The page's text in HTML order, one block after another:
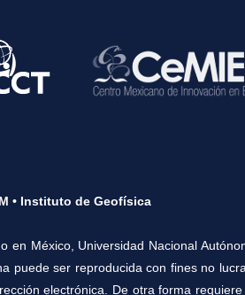
• Instituto de Geofísica
en México, Universidad Nacional
puede ser reproducida con fines no
electrónica. De otra forma